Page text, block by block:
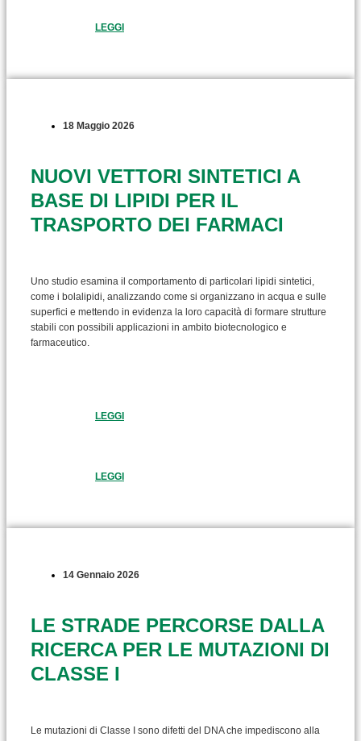
LEGGI
18 Maggio 2026
NUOVI VETTORI SINTETICI A
BASE DI LIPIDI PER IL
TRASPORTO DEI FARMACI
Uno studio esamina il comportamento di particolari lipidi sintetici,
come i bolalipidi, analizzando come si organizzano in acqua e sulle
superfici e mettendo in evidenza la loro capacità di formare strutture
stabili con possibili applicazioni in ambito biotecnologico e
farmaceutico.
LEGGI
LEGGI
14 Gennaio 2026
LE STRADE PERCORSE DALLA
RICERCA PER LE MUTAZIONI DI
CLASSE I
Le mutazioni di Classe I sono difetti del DNA che impediscono alla